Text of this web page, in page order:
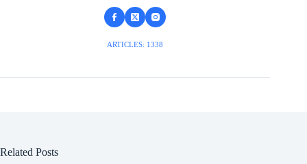
ARTICLES: 1338
Related Posts